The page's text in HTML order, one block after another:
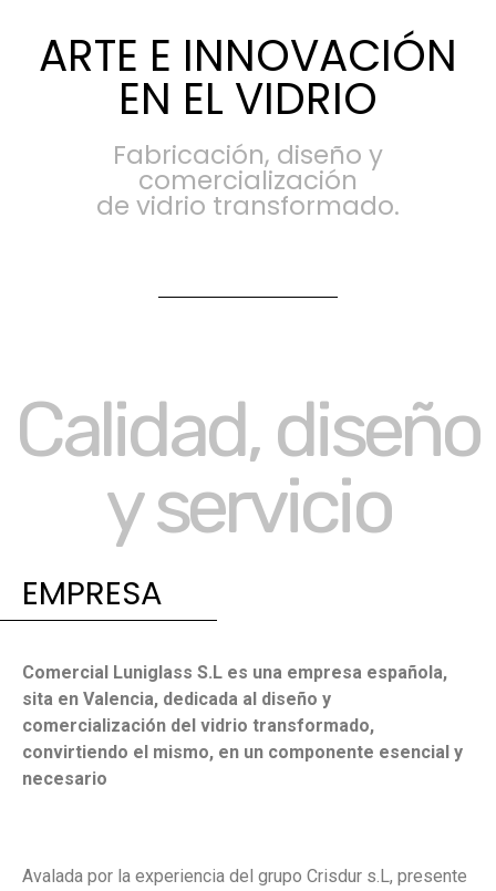
ARTE E INNOVACIÓN
EN EL VIDRIO
Fabricación, diseño y
comercialización
de vidrio transformado.
Calidad, diseño
y servicio
EMPRESA
Comercial Luniglass S.L es una empresa española,
sita en Valencia, dedicada al diseño y
comercialización del vidrio transformado,
convirtiendo el mismo, en un componente esencial y
necesario
Avalada por la experiencia del grupo Crisdur s.L, presente